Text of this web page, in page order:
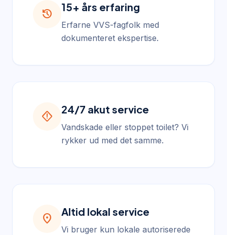
history
15+ års erfaring
Erfarne VVS-fagfolk med
dokumenteret ekspertise.
emergency_home
24/7 akut service
Vandskade eller stoppet toilet? Vi
rykker ud med det samme.
location_on
Altid lokal service
Vi bruger kun lokale autoriserede